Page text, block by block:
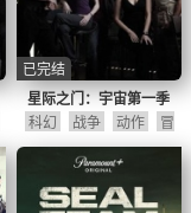
星际之门：宇宙第一季
已完结
科幻 战争 动作
冒
险